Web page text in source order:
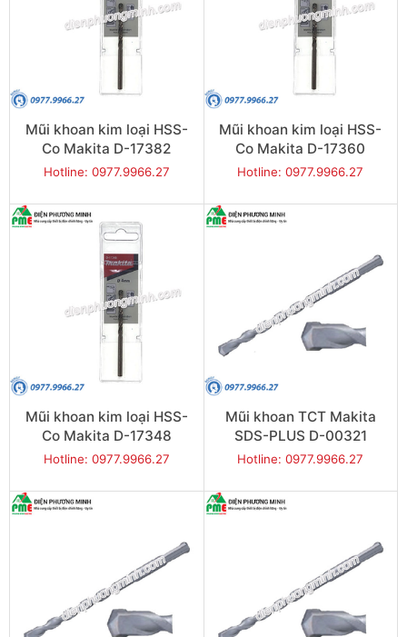
Mũi khoan kim loại HSS-
Co Makita D-17382
(6x93mm)
Hotline: 0977.9966.27
Mũi khoan kim loại HSS-
Co Makita D-17360
(5x86mm)
Hotline: 0977.9966.27
Mũi khoan kim loại HSS-
Co Makita D-17348
(4x75mm)
Hotline: 0977.9966.27
Mũi khoan TCT Makita
SDS-PLUS D-00321
(18x210mm)
Hotline: 0977.9966.27